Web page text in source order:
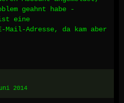
die Mailaddresse
man
dem Forum empfangen
irgendwelchen
geahnt habe -
eine
Mail-Adresse, da kam aber
2014